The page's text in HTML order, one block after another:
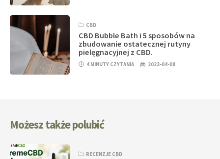
CBD
CBD Bubble Bath i 5 sposobów na
zbudowanie ostatecznej rutyny
pielęgnacyjnej z CBD.
4 MINUTY CZYTANIA 2023-04-08
Możesz także polubić
RECENZJE CBD